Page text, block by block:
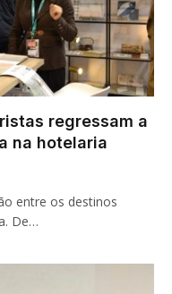
regressam a
na hotelaria
entre os destinos
De…